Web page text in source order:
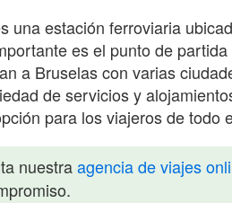
una estación ferroviaria
es el punto de
a Bruselas con varias
de servicios y
para los viajeros de todo
nuestraagencia de viajes